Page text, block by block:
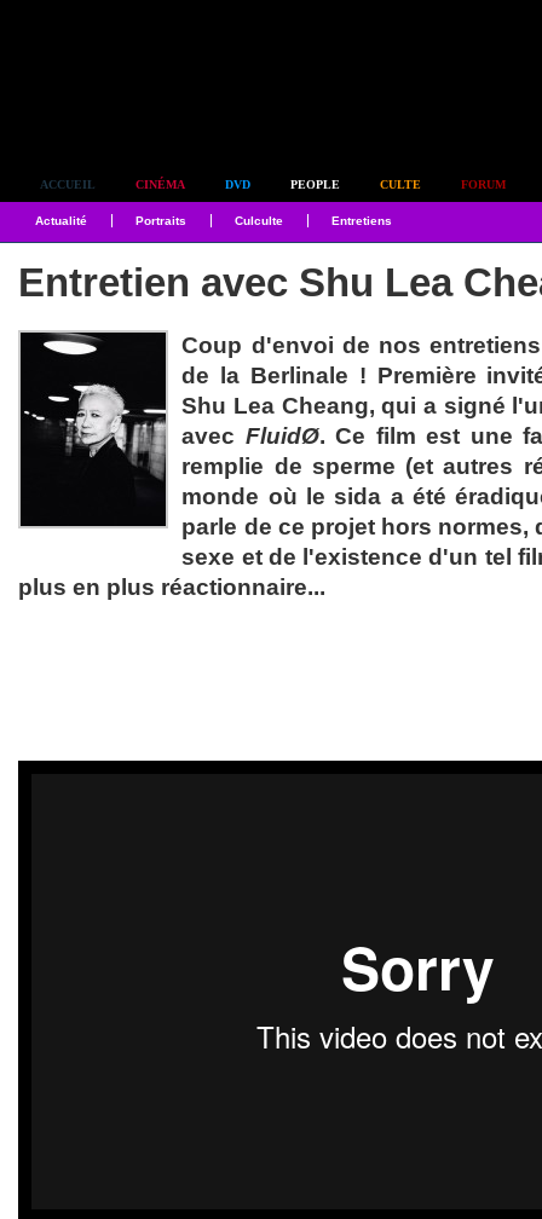
ACCUEIL CINÉMA DVD PEOPLE CULTE FORUM
Actualité Portraits Culculte Entretiens
Entretien avec Shu Lea
Coup d'envoi de nos
de la Berlinale ! Première
Shu Lea Cheang, qui a signé
avec FluidØ. Ce film est une
remplie de sperme (et autres
monde où le sida a été
parle de ce projet hors normes,
sexe et de l'existence d'un tel
plus en plus réactionnaire...